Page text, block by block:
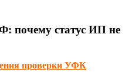
почему статус ИП не
проверки УФК